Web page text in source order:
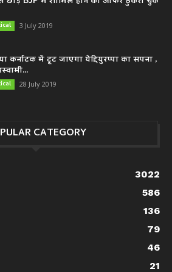
3 July 2019
कर्नाटक में टूट जाएगा येद्दियुरप्पा का सपना ,
28 July 2019
CATEGORY
3022
586
136
79
46
21